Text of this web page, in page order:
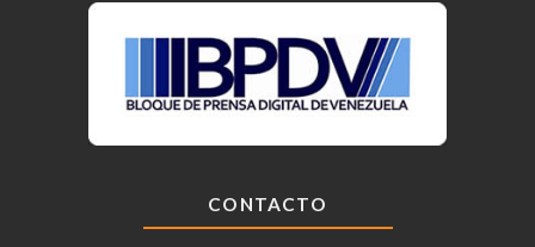
CONTACTO